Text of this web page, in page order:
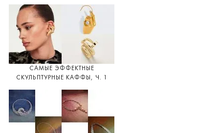
САМЫЕ ЭФФЕКТНЫЕ
СКУЛЬПТУРНЫЕ КАФФЫ, Ч. 1